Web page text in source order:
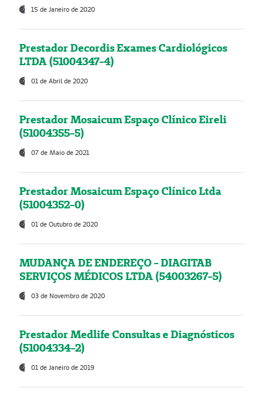
15 de Janeiro de 2020
Prestador Decordis Exames Cardiológicos
LTDA (51004347-4)
01 de Abril de 2020
Prestador Mosaicum Espaço Clínico Eireli
(51004355-5)
07 de Maio de 2021
Prestador Mosaicum Espaço Clínico Ltda
(51004352-0)
01 de Outubro de 2020
MUDANÇA DE ENDEREÇO - DIAGITAB
SERVIÇOS MÉDICOS LTDA (54003267-5)
03 de Novembro de 2020
Prestador Medlife Consultas e Diagnósticos
(51004334-2)
01 de Janeiro de 2019